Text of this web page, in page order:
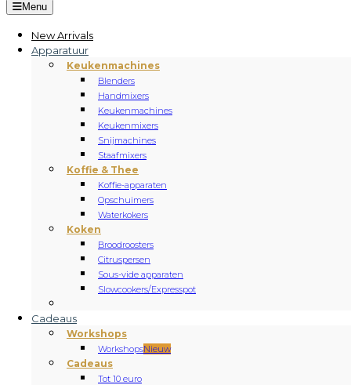
Menu
New Arrivals
Apparatuur
Keukenmachines
Blenders
Handmixers
Keukenmachines
Keukenmixers
Snijmachines
Staafmixers
Koffie & Thee
Koffie-apparaten
Opschuimers
Waterkokers
Koken
Broodroosters
Citruspersen
Sous-vide apparaten
Slowcookers/Expresspot
Cadeaus
Workshops
WorkshopsNieuw
Cadeaus
Tot 10 euro